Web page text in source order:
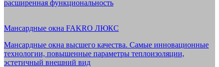
расширенная функциональность
Мансардные окна FAKRO ЛЮКС
Мансардные окна высшего качества. Самые инновационные
технологии, повышенные параметры теплоизоляции,
эстетичный внешний вид